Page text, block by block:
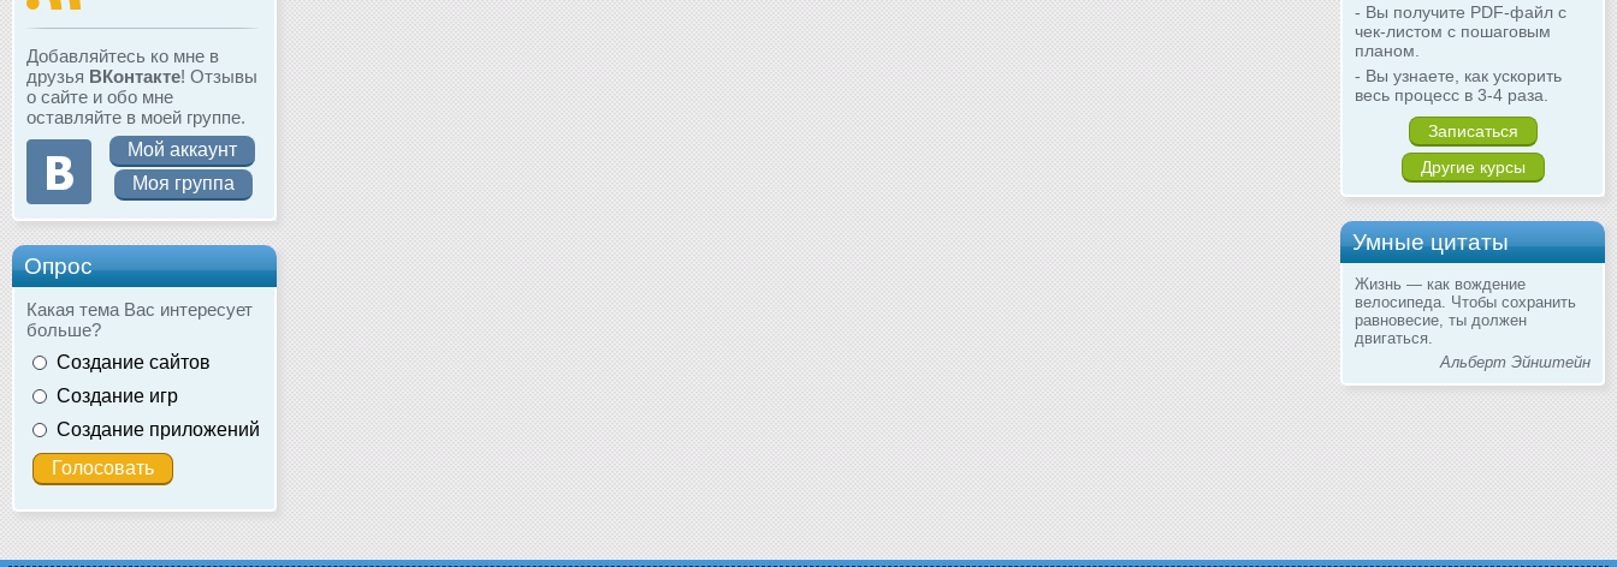
Добавляйтесь ко мне в
друзья ВКонтакте! Отзывы
о сайте и обо мне
оставляйте в моей группе.
Мой аккаунт
Моя группа
Опрос
Какая тема Вас интересует
больше?
Создание сайтов
Создание игр
Создание приложений
- Вы получите PDF-файл с
чек-листом с пошаговым
планом.
- Вы узнаете, как ускорить
весь процесс в 3-4 раза.
Записаться
Другие курсы
Умные цитаты
Жизнь — как вождение
велосипеда. Чтобы сохранить
равновесие, ты должен
двигаться.
Альберт Эйнштейн